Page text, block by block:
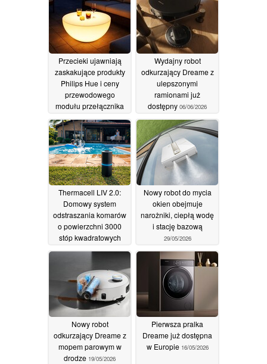
Przecieki ujawniają
zaskakujące produkty
Philips Hue i ceny
przewodowego
modułu przełącznika
ściennego08/06/2026
Wydajny robot
odkurzający Dreame z
ulepszonymi
ramionami już
dostępny 06/06/2026
Thermacell LIV 2.0:
Domowy system
odstraszania komarów
o powierzchni 3000
stóp kwadratowych
03/06/2026
Nowy robot do mycia
okien obejmuje
narożniki, ciepłą wodę
i stację bazową
29/05/2026
Nowy robot
odkurzający Dreame z
mopem parowym w
drodze 19/05/2026
Pierwsza pralka
Dreame już dostępna
w Europie 16/05/2026